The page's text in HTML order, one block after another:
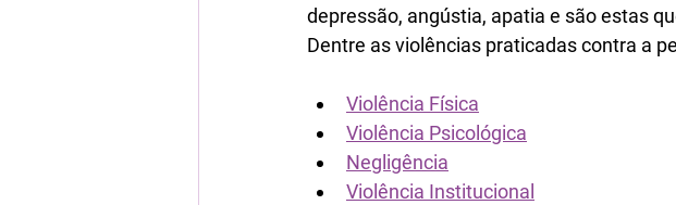
depressão, angústia, apatia e são estas
Dentre as violências praticadas contra a
Violência Física
Violência Psicológica
Negligência
Violência Institucional